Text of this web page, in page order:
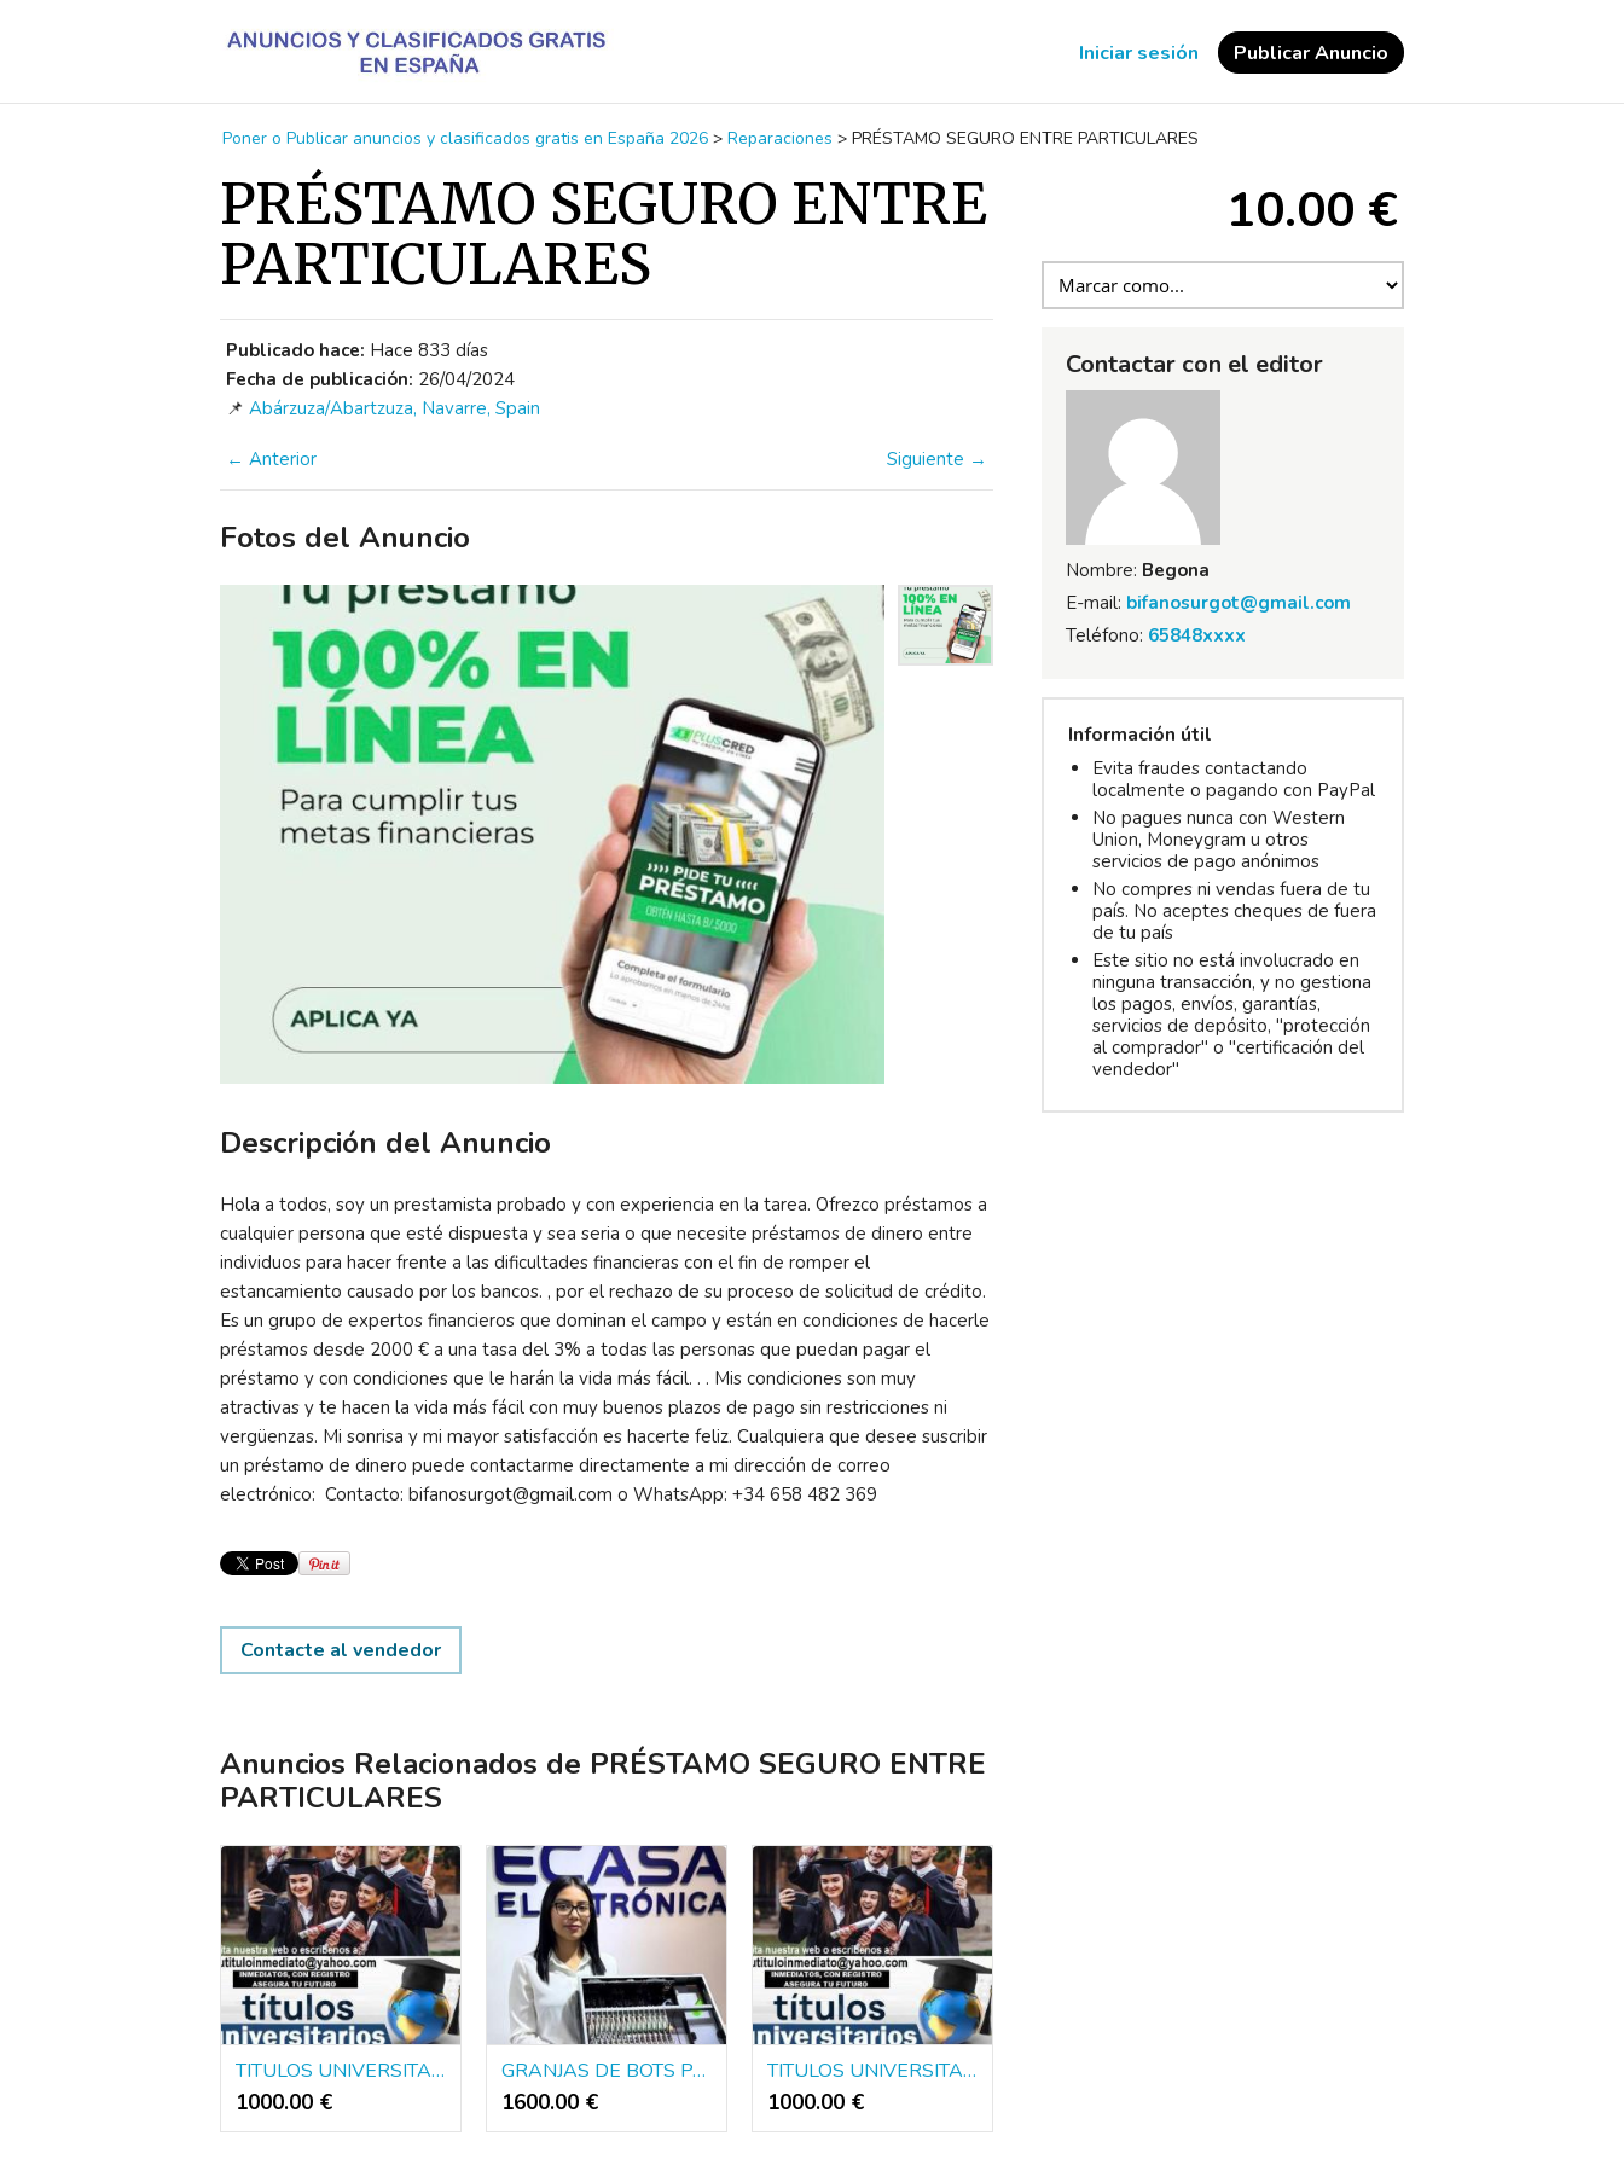
Iniciar sesión Publicar Anuncio
Poner o Publicar anuncios y clasificados gratis en España 2026 > Reparaciones > PRÉSTAMO SEGURO ENTRE PARTICULARES
PRÉSTAMO SEGURO ENTRE
PARTICULARES
Publicado hace: Hace 833 días
Fecha de publicación: 26/04/2024
📌 Abárzuza/Abartzuza, Navarre, Spain
← Anterior Siguiente →
Fotos del Anuncio
Descripción del Anuncio
Hola a todos, soy un prestamista probado y con experiencia en la tarea. Ofrezco préstamos a
cualquier persona que esté dispuesta y sea seria o que necesite préstamos de dinero entre
individuos para hacer frente a las dificultades financieras con el fin de romper el
estancamiento causado por los bancos. , por el rechazo de su proceso de solicitud de crédito.
Es un grupo de expertos financieros que dominan el campo y están en condiciones de hacerle
préstamos desde 2000 € a una tasa del 3% a todas las personas que puedan pagar el
préstamo y con condiciones que le harán la vida más fácil. . . Mis condiciones son muy
atractivas y te hacen la vida más fácil con muy buenos plazos de pago sin restricciones ni
vergüenzas. Mi sonrisa y mi mayor satisfacción es hacerte feliz. Cualquiera que desee suscribir
un préstamo de dinero puede contactarme directamente a mi dirección de correo
electrónico: Contacto: bifanosurgot@gmail.com o WhatsApp: +34 658 482 369
Contacte al vendedor
Anuncios Relacionados de PRÉSTAMO SEGURO ENTRE
PARTICULARES
TITULOS UNIVERSITARIOS DE EUROPA Y AMERICA
1000.00 €
GRANJAS DE BOTS PARA DINERO PUBLICIDAD Y POLITICA
1600.00 €
TITULOS UNIVERSITARIOS DE EUROPA Y AMERICA
1000.00 €
10.00 €
Contactar con el editor
Nombre: Begona
E-mail: bifanosurgot@gmail.com
Teléfono: 65848xxxx
Información útil
Evita fraudes contactando
localmente o pagando con PayPal
No pagues nunca con Western
Union, Moneygram u otros
servicios de pago anónimos
No compres ni vendas fuera de tu
país. No aceptes cheques de fuera
de tu país
Este sitio no está involucrado en
ninguna transacción, y no gestiona
los pagos, envíos, garantías,
servicios de depósito, "protección
al comprador" o "certificación del
vendedor"